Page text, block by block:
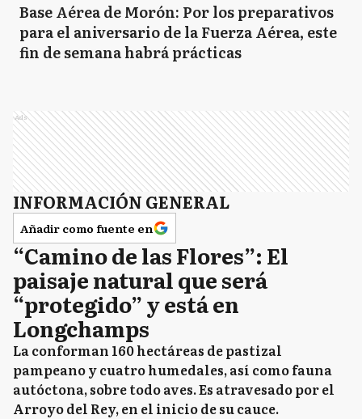
Base Aérea de Morón: Por los preparativos
para el aniversario de la Fuerza Aérea, este
fin de semana habrá prácticas
Ads
INFORMACIÓN GENERAL
Añadir como fuente en
“Camino de las Flores”: El
paisaje natural que será
“protegido” y está en
Longchamps
La conforman 160 hectáreas de pastizal
pampeano y cuatro humedales, así como fauna
autóctona, sobre todo aves. Es atravesado por el
Arroyo del Rey, en el inicio de su cauce.